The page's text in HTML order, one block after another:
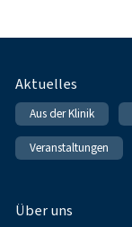
Fußnavigation
Aktuelles
Aus der Klinik
Veranstaltungen
Über uns